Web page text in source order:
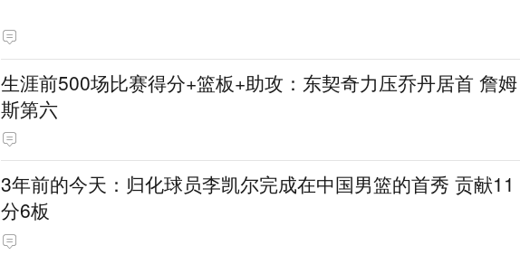
生涯前500场比赛得分+篮板+助攻：东契奇力压乔丹居首 詹姆
斯第六
3年前的今天：归化球员李凯尔完成在中国男篮的首秀 贡献11
分6板